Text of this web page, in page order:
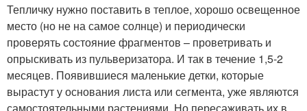
Тепличку нужно поставить в теплое, хорошо освещенное
место (но не на самое солнце) и периодически
проверять состояние фрагментов – проветривать и
опрыскивать из пульверизатора. И так в течение 1,5-2
месяцев. Появившиеся маленькие детки, которые
вырастут у основания листа или сегмента, уже являются
самостоятельными растениями. Но пересаживать их в